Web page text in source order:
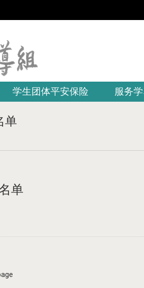
学生团体平安保险 服务
单
单